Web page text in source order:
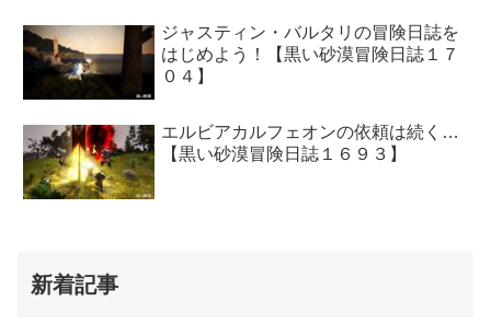
ジャスティン・バルタリの冒険日誌を
はじめよう！【黒い砂漠冒険日誌１７
０４】
エルビアカルフェオンの依頼は続く…
【黒い砂漠冒険日誌１６９３】
新着記事